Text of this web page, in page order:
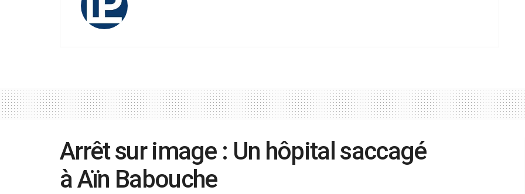
Arrêt sur image : Un hôpital saccagé
à Aïn Babouche